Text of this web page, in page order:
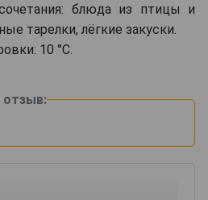
блюда из птицы и
тарелки, лёгкие закуски.
10 °C.
отзыв: